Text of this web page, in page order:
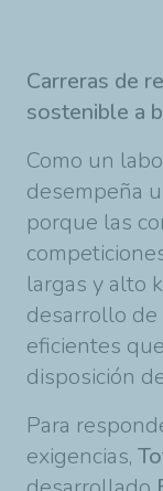
Carreras de
sostenible a
Como un
desempeña
porque las
largas y alto
desarrollo de
eficientes
disposición
Para
exigencias,